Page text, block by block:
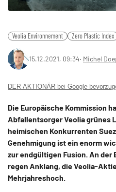
Veolia Environnement Zero Plastic Index
15.12.2021, 09:34‧ Michel
DER AKTIONÄR bei Google
Die Europäische Kommission
Abfallentsorger Veolia grünes
heimischen Konkurrenten
Genehmigung ist ein enorm
zur endgültigen Fusion. An der
regen Anklang, die Veolia-
Mehrjahreshoch.